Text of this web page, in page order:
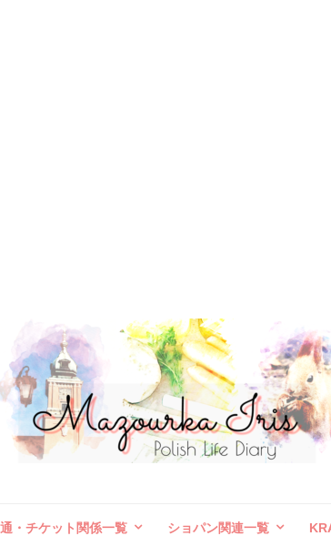
・チケット関係一覧 ショパン関連一覧